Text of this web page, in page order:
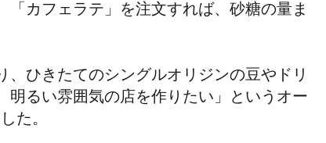
カフェラテ」を注文すれば、砂糖の量ま
ひきたてのシングルオリジンの豆やドリ
明るい雰囲気の店を作りたい」というオー
た。